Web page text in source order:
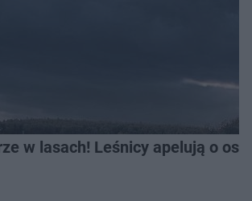
w lasach! Leśnicy apelują o